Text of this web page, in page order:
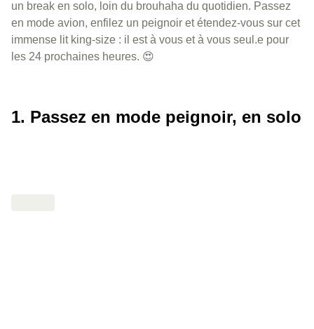
un break en solo, loin du brouhaha du quotidien. Passez
en mode avion, enfilez un peignoir et étendez-vous sur cet
immense lit king-size : il est à vous et à vous seul.e pour
les 24 prochaines heures. 😍
1. Passez en mode peignoir, en solo